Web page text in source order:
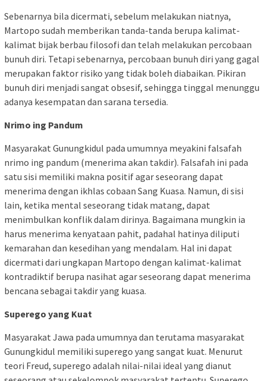
Sebenarnya bila dicermati, sebelum melakukan niatnya,
Martopo sudah memberikan tanda-tanda berupa kalimat-
kalimat bijak berbau filosofi dan telah melakukan percobaan
bunuh diri. Tetapi sebenarnya, percobaan bunuh diri yang gagal
merupakan faktor risiko yang tidak boleh diabaikan. Pikiran
bunuh diri menjadi sangat obsesif, sehingga tinggal menunggu
adanya kesempatan dan sarana tersedia.
Nrimo ing Pandum
Masyarakat Gunungkidul pada umumnya meyakini falsafah
nrimo ing pandum (menerima akan takdir). Falsafah ini pada
satu sisi memiliki makna positif agar seseorang dapat
menerima dengan ikhlas cobaan Sang Kuasa. Namun, di sisi
lain, ketika mental seseorang tidak matang, dapat
menimbulkan konflik dalam dirinya. Bagaimana mungkin ia
harus menerima kenyataan pahit, padahal hatinya diliputi
kemarahan dan kesedihan yang mendalam. Hal ini dapat
dicermati dari ungkapan Martopo dengan kalimat-kalimat
kontradiktif berupa nasihat agar seseorang dapat menerima
bencana sebagai takdir yang kuasa.
Superego yang Kuat
Masyarakat Jawa pada umumnya dan terutama masyarakat
Gunungkidul memiliki superego yang sangat kuat. Menurut
teori Freud, superego adalah nilai-nilai ideal yang dianut